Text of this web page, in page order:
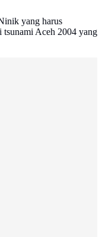
yang harus
tsunami Aceh 2004 yang